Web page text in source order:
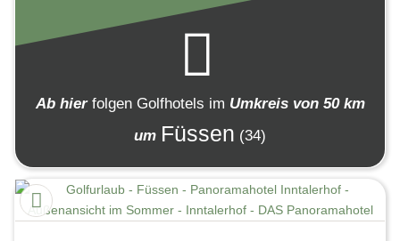
Ab hier folgen Golfhotels im Umkreis von 50 km
um Füssen (34)